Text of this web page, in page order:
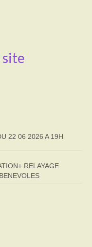
site
22 06 2026 A 19H
RELAYAGE